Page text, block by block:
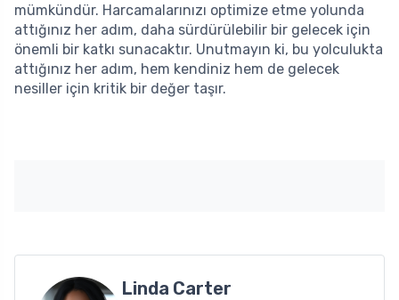
mümkündür. Harcamalarınızı optimize etme yolunda
attığınız her adım, daha sürdürülebilir bir gelecek için
önemli bir katkı sunacaktır. Unutmayın ki, bu yolculukta
attığınız her adım, hem kendiniz hem de gelecek
nesiller için kritik bir değer taşır.
Linda Carter